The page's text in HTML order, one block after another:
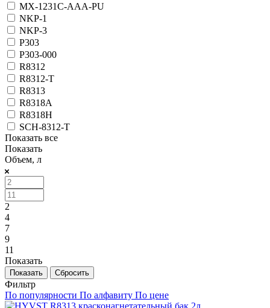
MX-1231C-AAA-PU
NKP-1
NKP-3
P303
P303-000
R8312
R8312-T
R8313
R8318A
R8318H
SCH-8312-T
Показать все
Показать
Объем, л
2
4
7
9
11
Показать
Сбросить
Фильтр
По популярности По алфавиту По цене